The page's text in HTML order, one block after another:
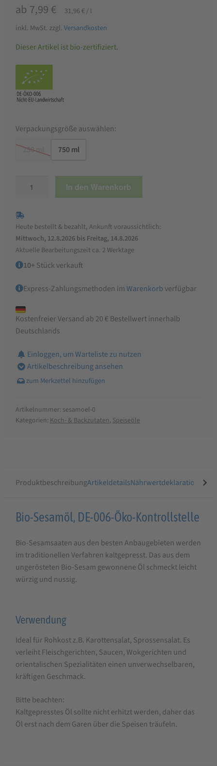
ab 7,99 € 31,96 €/l
inkl. MwSt. zzgl. Versandkosten
Dieser Artikel ist bio-zertifiziert.
Verpackungsgröße auswählen:
250 ml
750 ml
Ditzingen
Sesamöl,
kaltgepresst
Menge
In den Warenkorb
Heute bestellt & bezahlt, Ankunft voraussichtlich:
Mittwoch, 12.8.2026 bis Freitag, 14.8.2026
Aktuelle Bearbeitungszeit ca. 2 Werktage
10+Stück verkauft
Express-Zahlungsmethoden imWarenkorb verfügbar
Kostenfreier Versand ab 20 € Bestellwert innerhalb
Deutschlands
Einloggen, um Warteliste zu nutzen
Artikelbeschreibung ansehen
Artikelnummer: sesamoel-0
Kategorien: Koch- & Backzutaten,Speiseöle
ProduktbeschreibungArtikeldetailsNährwertdeklaration
Produktbeschreibung
Ölmühle
Ditzingen
Bio-
Bio-Sesamöl, DE-006-Öko-Kontrollstelle
Bio-Sesamsaaten aus den besten Anbaugebieten werden
im traditionellen Verfahren kaltgepresst. Das aus dem
ungerösteten Bio-Sesam gewonnene Öl schmeckt leicht
würzig und nussig.
Verwendung
Ideal für Rohkost z.B. Karottensalat, Sprossensalat. Es
verleiht Fleischgerichten, Saucen, Wokgerichten und
orientalischen Spezialitäten einen unverwechselbaren,
kräftigen Geschmack.
Bitte beachten:
Kaltgepresstes Öl sollte nicht erhitzt werden, daher das
Öl erst nach dem Garen über die Speisen träufeln.